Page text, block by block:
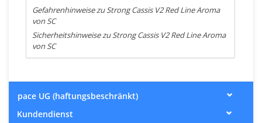
Gefahrenhinweise zu Strong Cassis V2 Red Line Aroma
von SC
Sicherheitshinweise zu Strong Cassis V2 Red Line Aroma
von SC
pace UG (haftungsbeschränkt)
Kundendienst